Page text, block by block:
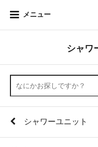
メニュー
シャワ
シャワーユニット